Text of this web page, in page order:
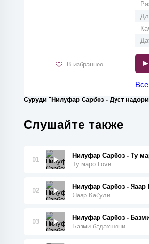
В избранное
Все
Суруди "Нилуфар Сарбоз - Дуст
Слушайте также
01
Нилуфар Сарбоз - Ту
Ту маро Love
02
Нилуфар Сарбоз - Яаар
Яаар Кабули
03
Нилуфар Сарбоз -
Базми бадахшони